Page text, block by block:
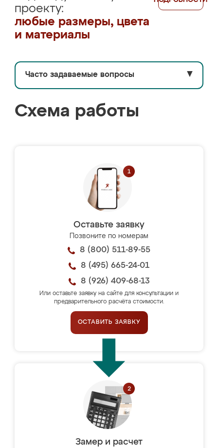
проекту:
любые размеры, цвета
и материалы
Часто задаваемые вопросы ▼
Схема работы
Оставьте заявку
Позвоните по номерам
8 (800) 511-89-55
8 (495) 665-24-01
8 (926) 409-68-13
Или оставьте заявку на сайте для консультации и
предварительного расчёта стоимости.
ОСТАВИТЬ ЗАЯВКУ
Замер и расчет